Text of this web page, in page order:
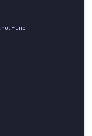
. func